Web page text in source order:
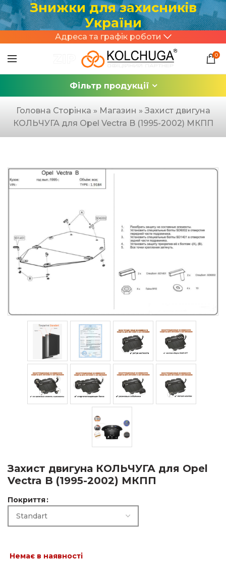
Знижки для захисників
України
Адреса та графік роботи
0
Фільтр продукції
Головна Сторінка » Магазин » Захист двигуна
КОЛЬЧУГА для Opel Vectra B (1995-2002) МКПП
Захист двигуна КОЛЬЧУГА для Opel
Vectra B (1995-2002) МКПП
Покриття
Немає в наявності